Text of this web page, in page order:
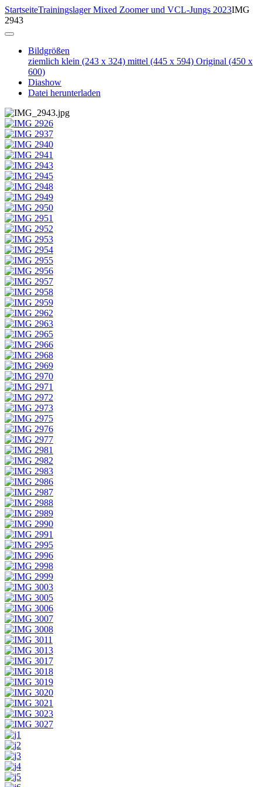
StartseiteTrainingslager Mixed Zoomer und VCL-Jungs 2023IMG
2943
Bildgrößen
ziemlich klein (243 x 324) mittel (445 x 594) Original (450 x
600)
Diashow
Datei herunterladen